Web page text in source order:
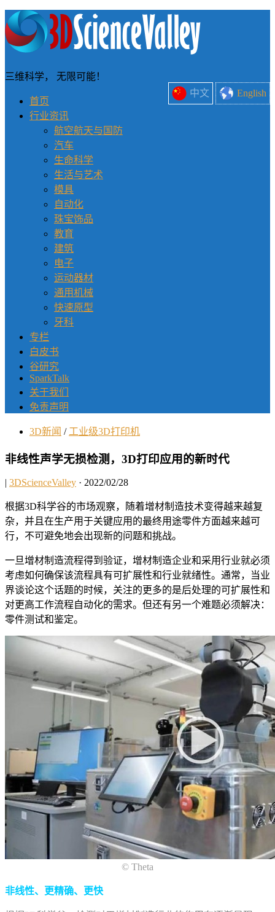
中文 English
三维科学， 无限可能！
首页
行业资讯
航空航天与国防
汽车
生命科学
生活与艺术
模具
自动化
珠宝饰品
教育
建筑
电子
运动器材
通用机械
快速原型
牙科
专栏
白皮书
谷研究
SparkTalk
关于我们
免责声明
3D新闻 / 工业级3D打印机
非线性声学无损检测，3D打印应用的新时代
| 3DScienceValley · 2022/02/28
根据3D科学谷的市场观察，随着增材制造技术变得越来越复
杂，并且在生产用于关键应用的最终用途零件方面越来越可
行，不可避免地会出现新的问题和挑战。
一旦增材制造流程得到验证，增材制造企业和采用行业就必须
考虑如何确保该流程具有可扩展性和行业就绪性。通常，当业
界谈论这个话题的时候，关注的更多的是后处理的可扩展性和
对更高工作流程自动化的需求。但还有另一个难题必须解决：
零件测试和鉴定。
© Theta
非线性、更精确、更快